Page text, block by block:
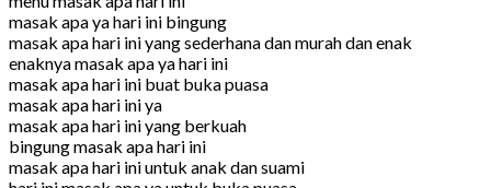
masak apa ya hari ini bingung
masak apa hari ini yang sederhana dan murah dan enak
enaknya masak apa ya hari ini
masak apa hari ini buat buka puasa
masak apa hari ini ya
masak apa hari ini yang berkuah
bingung masak apa hari ini
masak apa hari ini untuk anak dan suami